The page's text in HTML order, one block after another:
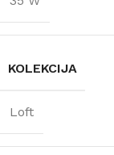
KOLEKCIJA
Loft